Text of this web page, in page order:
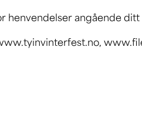
henvendelser angående ditt